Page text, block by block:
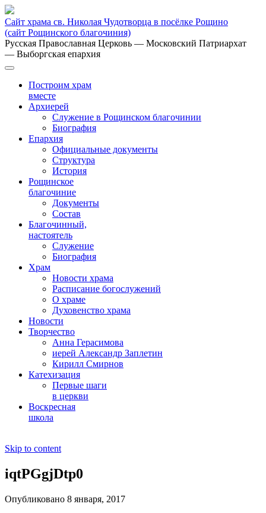
Сайт храма св. Николая Чудотворца в посёлке Рощино
(сайт Рощинского благочиния)
Русская Православная Церковь — Московский Патриархат
— Выборгская епархия
Построим храм
вместе
Архиерей
Служение в Рощинском благочинии
Биография
Епархия
Официальные документы
Структура
История
Рощинское
благочиние
Документы
Состав
Благочинный,
настоятель
Служение
Биография
Храм
Новости храма
Расписание богослужений
О храме
Духовенство храма
Новости
Творчество
Анна Герасимова
иерей Александр Заплетин
Кирилл Смирнов
Катехизация
Первые шаги
в церкви
Воскресная
школа
Skip to content
iqtPGgjDtp0
Опубликовано 8 января, 2017